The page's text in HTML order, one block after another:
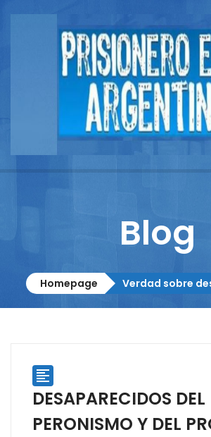
Buscador
Documentos
Columnistas
Contacto
Blog
Homepage Verdad sobre

DESAPARECIDOS DEL
PERONISMO Y DEL